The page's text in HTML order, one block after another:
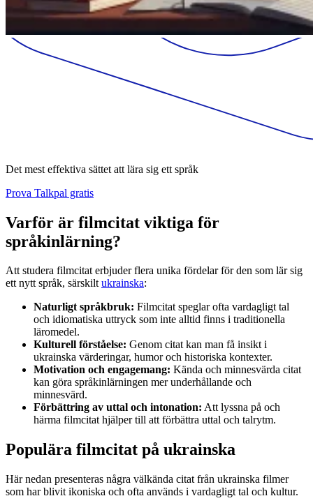
Det mest effektiva sättet att lära sig ett språk
Prova Talkpal gratis
Varför är filmcitat viktiga för
språkinlärning?
Att studera filmcitat erbjuder flera unika fördelar för den som lär sig
ett nytt språk, särskiltukrainska:
Naturligt språkbruk: Filmcitat speglar ofta vardagligt tal
och idiomatiska uttryck som inte alltid finns i traditionella
läromedel.
Kulturell förståelse: Genom citat kan man få insikt i
ukrainska värderingar, humor och historiska kontexter.
Motivation och engagemang: Kända och minnesvärda citat
kan göra språkinlärningen mer underhållande och
minnesvärd.
Förbättring av uttal och intonation: Att lyssna på och
härma filmcitat hjälper till att förbättra uttal och talrytm.
Populära filmcitat på ukrainska
Här nedan presenteras några välkända citat från ukrainska filmer
som har blivit ikoniska och ofta används i vardagligt tal och kultur.